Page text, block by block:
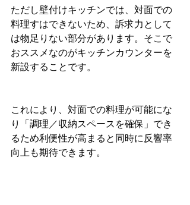
ただし壁付けキッチンでは、対面での
料理すはできないため、訴求力として
は物足りない部分があります。そこで
おススメなのがキッチンカウンターを
新設することです。
これにより、対面での料理が可能にな
り「調理／収納スペースを確保」でき
るため利便性が高まると同時に反響率
向上も期待できます。